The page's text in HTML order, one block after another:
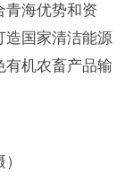
青海优势和资
造国家清洁能源
有机农畜产品输